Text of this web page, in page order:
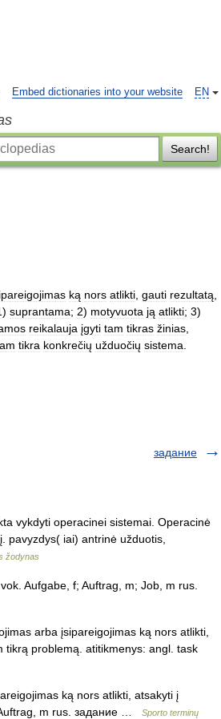
EN
Embed dictionaries into your website
Search!
ką nors atlikti gauti rezultatą
) suprantama; 2) motyvuota ją atlikti; 3)
reikalauja įgyti tam tikras žinias
tikra konkrečių užduočių sistema
задание
vykdyti operacinei sistemai. Operacinė
pavyzdys( iai) antrinė užduotis,
žodynas
Aufgabe, f; Auftrag, m; Job, m rus.
arba įsipareigojimas ką nors atlikti,
tikrą problemą. atitikmenys: angl. task
ką nors atlikti, atsakyti į
m rus. задание …
Sporto terminų